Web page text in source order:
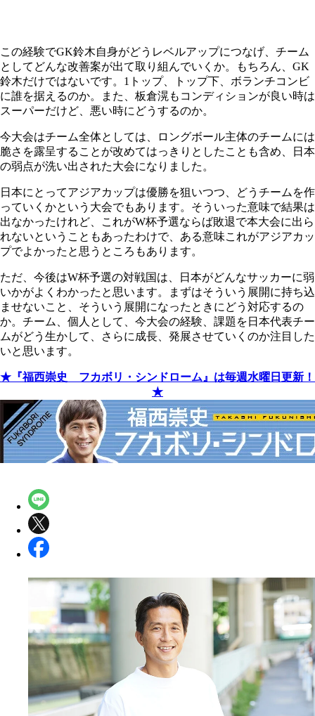
この経験でGK鈴木自身がどうレベルアップにつなげ、チーム
としてどんな改善案が出て取り組んでいくか。もちろん、GK
鈴木だけではないです。1トップ、トップ下、ボランチコンビ
に誰を据えるのか。また、板倉滉もコンディションが良い時は
スーパーだけど、悪い時にどうするのか。
今大会はチーム全体としては、ロングボール主体のチームには
脆さを露呈することが改めてはっきりとしたことも含め、日本
の弱点が洗い出された大会になりました。
日本にとってアジアカップは優勝を狙いつつ、どうチームを作
っていくかという大会でもあります。そういった意味で結果は
出なかったけれど、これがW杯予選ならば敗退で本大会に出ら
れないということもあったわけで、ある意味これがアジアカッ
プでよかったと思うところもあります。
ただ、今後はW杯予選の対戦国は、日本がどんなサッカーに弱
いかがよくわかったと思います。まずはそういう展開に持ち込
ませないこと、そういう展開になったときにどう対応するの
か。チーム、個人として、今大会の経験、課題を日本代表チー
ムがどう生かして、さらに成長、発展させていくのか注目した
いと思います。
★『福西崇史 フカボリ・シンドローム』は毎週水曜日更新！
★